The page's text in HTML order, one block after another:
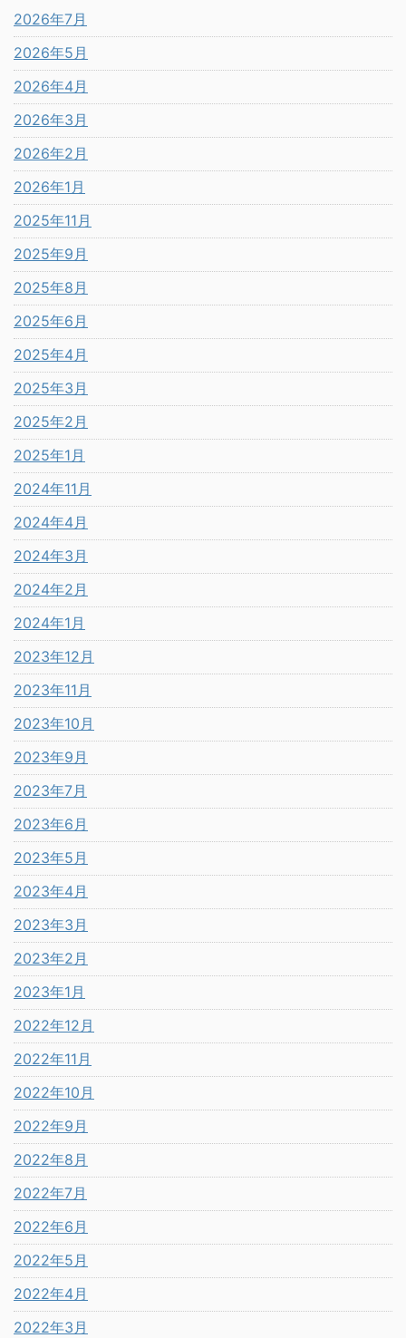
2026年7月
2026年5月
2026年4月
2026年3月
2026年2月
2026年1月
2025年11月
2025年9月
2025年8月
2025年6月
2025年4月
2025年3月
2025年2月
2025年1月
2024年11月
2024年4月
2024年3月
2024年2月
2024年1月
2023年12月
2023年11月
2023年10月
2023年9月
2023年7月
2023年6月
2023年5月
2023年4月
2023年3月
2023年2月
2023年1月
2022年12月
2022年11月
2022年10月
2022年9月
2022年8月
2022年7月
2022年6月
2022年5月
2022年4月
2022年3月